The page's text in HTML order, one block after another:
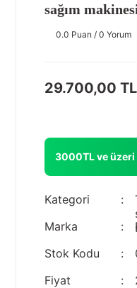
sağım
0.0 Puan / 0 Yorum
29.700,00 TL
3000TL ve üzeri
Kategori
Marka
Stok Kodu
Fiyat